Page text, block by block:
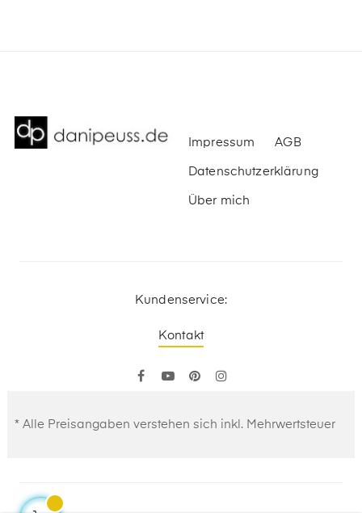
Impressum AGB
Datenschutzerklärung
Über mich
Kundenservice:
Kontakt
FacebookYouTubePinterest
* Alle Preisangaben verstehen sich inkl. Mehrwertsteuer